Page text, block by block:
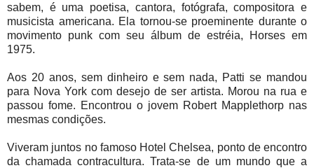
sabem, é uma poetisa, cantora, fotógrafa, compositora e
musicista americana. Ela tornou-se proeminente durante o
movimento punk com seu álbum de estréia, Horses em
1975.
Aos 20 anos, sem dinheiro e sem nada, Patti se mandou
para Nova York com desejo de ser artista. Morou na rua e
passou fome. Encontrou o jovem Robert Mapplethorp nas
mesmas condições.
Viveram juntos no famoso Hotel Chelsea, ponto de encontro
da chamada contracultura. Trata-se de um mundo que a